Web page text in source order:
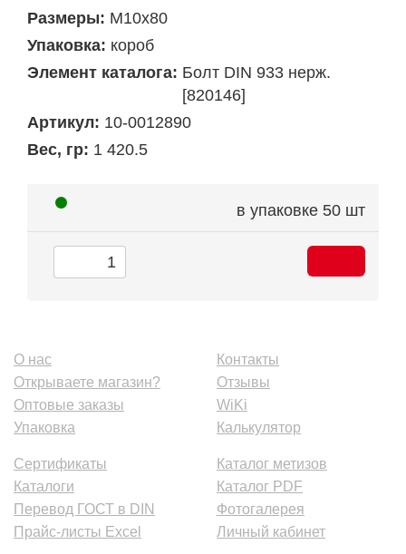
Размеры: М10х80
Упаковка: короб
Элемент каталога: Болт DIN 933 нерж.
[820146]
Артикул: 10-0012890
Вес, гр: 1 420.5
в упаковке 50 шт
О нас
Открываете магазин?
Оптовые заказы
Упаковка
Контакты
Отзывы
WiKi
Калькулятор
Сертификаты
Каталоги
Перевод ГОСТ в DIN
Прайс-листы Excel
Каталог метизов
Каталог PDF
Фотогалерея
Личный кабинет